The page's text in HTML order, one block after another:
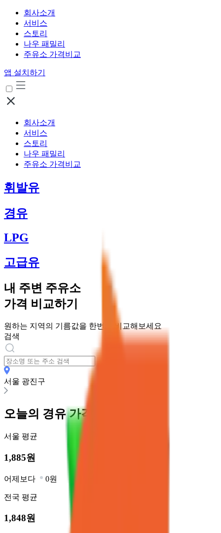
회사소개
서비스
스토리
나우 패밀리
주유소 가격비교
앱 설치하기
회사소개
서비스
스토리
나우 패밀리
주유소 가격비교
휘발유
경유
LPG
고급유
내 주변 주유소
가격 비교하기
원하는 지역의 기름값을 한번에 비교해보세요
검색
서울 광진구
오늘의 경유가격
서울 평균
1,885원
어제보다 0원
전국 평균
1,848원